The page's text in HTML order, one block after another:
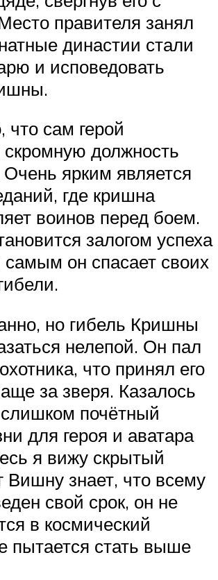
правителя занял
династии стали
и исповедовать
что сам герой
скромную должность
Очень ярким является
где кришна
воинов перед боем.
залогом успеха
он спасает своих
но гибель Кришны
нелепой. Он пал
что принял его
за зверя. Казалось
почётный
для героя и аватара
я вижу скрытый
Вишну знает, что всему
свой срок, он не
в космический
пытается стать выше